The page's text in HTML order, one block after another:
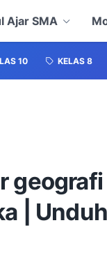
Ajar SMA
10 KELAS 8
geografi
|